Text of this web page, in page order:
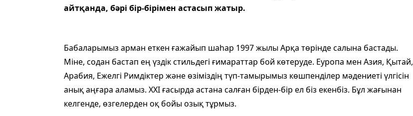
айтқанда, бәрі бір-бірімен астасып жатыр.
Бабаларымыз арман еткен ғажайып ша­һар 1997 жылы Арқа төрінде салына бастады.
Міне, содан бастап ең үздік стильдегі ғима­раттар бой көтеруде. Еуропа мен Азия, Қы­тай,
Арабия, Ежелгі Римдіктер және өзіміздің түп-тамырымыз көшпенділер мәдениеті үлгісін
анық аңғара аламыз. ХХІ ғасырда ас­тана салған бірден-бір ел біз екенбіз. Бұл жағынан
келгенде, өзгелерден оқ бойы озық тұрмыз.